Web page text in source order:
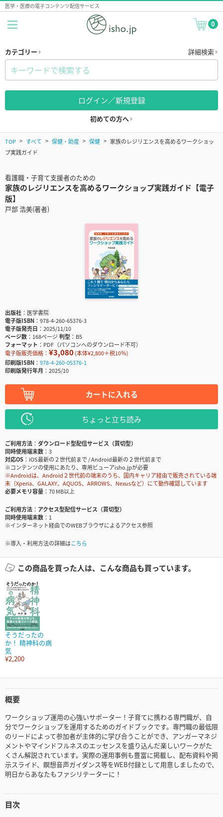
医学・医療の電子コンテンツ配信サービス
0
カテゴリー 詳細検索
ログイン／新規登録
初めての方へ
TOP すべて 保健・助産 保健
家族のレジリエンスを高めるワークショッ
プ実践ガイド
看護職・子育て支援者のための
家族のレジリエンスを高めるワークショップ実践ガイド【電子
版】
戸部 浩美(著者)
出版社
医学書院
電子版ISBN
978-4-260-65376-3
電子版発売日
2025/11/10
ページ数
168ページ判型
B5
フォーマット
PDF（パソコンへのダウンロード不可）
電子版販売価格： ¥3,080(本体¥2,800＋税10％)
印刷版ISBN
978-4-260-05376-1
印刷版発行年月
2025/10
カートに入れる
ちょっと立ち読み
ご利用方法
ダウンロード型配信サービス（買切型）
同時使用端末数
3
対応OS
iOS最新の２世代前まで / Android最新の２世代前まで
※コンテンツの使用にあたり、専用ビューアisho.jpが必要
※Androidは、Android２世代前の端末のうち、国内キャリア経由で販売されている端
末（Xperia、GALAXY、AQUOS、ARROWS、Nexusなど）にて動作確認しています
必要メモリ容量
70 MB以上
ご利用方法
アクセス型配信サービス（買切型）
同時使用端末数
1
※インターネット経由でのWEBブラウザによるアクセス参照
※導入・利用方法の詳細はこちら
この商品を買った人は、こんな商品も買っています。
そうだったの
か！ 精神科の病
気
¥2,200
概要
ワークショップ運用の心強いサポーター！子育てに携わる専門職が、自
分でワークショップを運用するためのガイドブックです。専門職の最低限
のリードによって参加者が主体的に学び合うことができ、アンガーマネジ
メントやマインドフルネスのエッセンスを盛り込んだ楽しいワークがた
くさん解説されています。実際の運用事例も豊富に掲載し、配布資料や掲
示スライド、瞑想音声ガイダンス等をWEB付録として用意しましたので、
明日からあなたもファシリテーターに！
目次